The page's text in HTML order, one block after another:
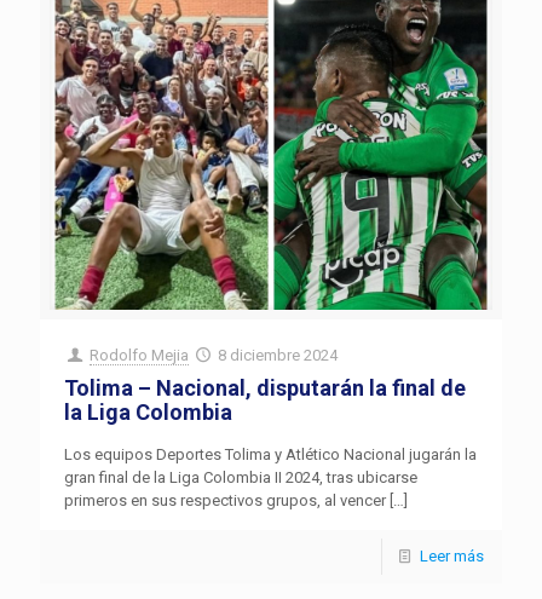
Rodolfo Mejia 8 diciembre 2024
Tolima – Nacional, disputarán la final de
la Liga Colombia
Los equipos Deportes Tolima y Atlético Nacional jugarán la
gran final de la Liga Colombia II 2024, tras ubicarse
primeros en sus respectivos grupos, al vencer[…]
Leer más